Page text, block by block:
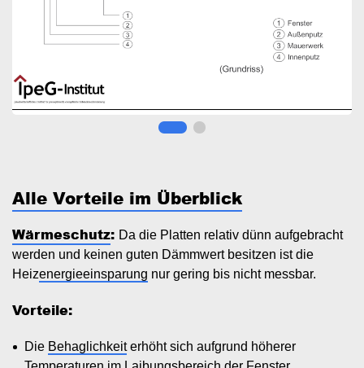
Alle Vorteile im Überblick
Wärmeschutz: Da die Platten relativ dünn aufgebracht
werden und keinen guten Dämmwert besitzen ist die
Heizenergieeinsparung nur gering bis nicht messbar.
Vorteile:
Die Behaglichkeiterhöht sich aufgrund höherer